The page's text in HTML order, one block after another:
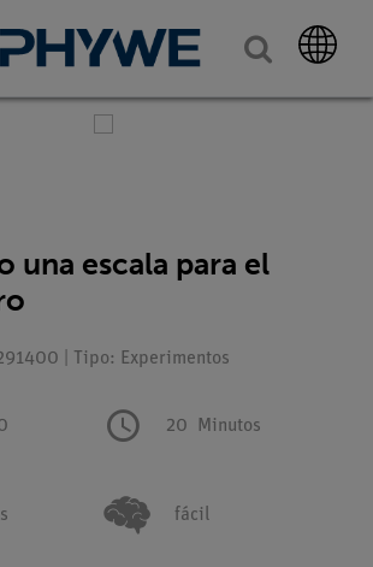
una escala para el
| Tipo: Experimentos
20 Minutos
fácil